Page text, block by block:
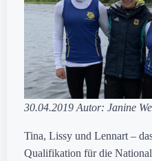
30.04.2019 Autor: Janine
Tina, Lissy und Lennart –
Qualifikation für die